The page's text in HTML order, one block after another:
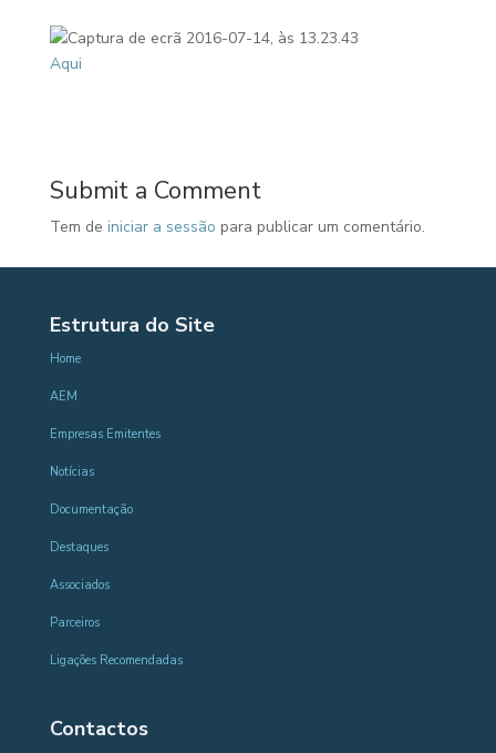
Aqui
Submit a Comment
Tem de iniciar a sessão para publicar um comentário.
Estrutura do Site
Home
AEM
Empresas Emitentes
Notícias
Documentação
Destaques
Associados
Parceiros
Ligações Recomendadas
Contactos